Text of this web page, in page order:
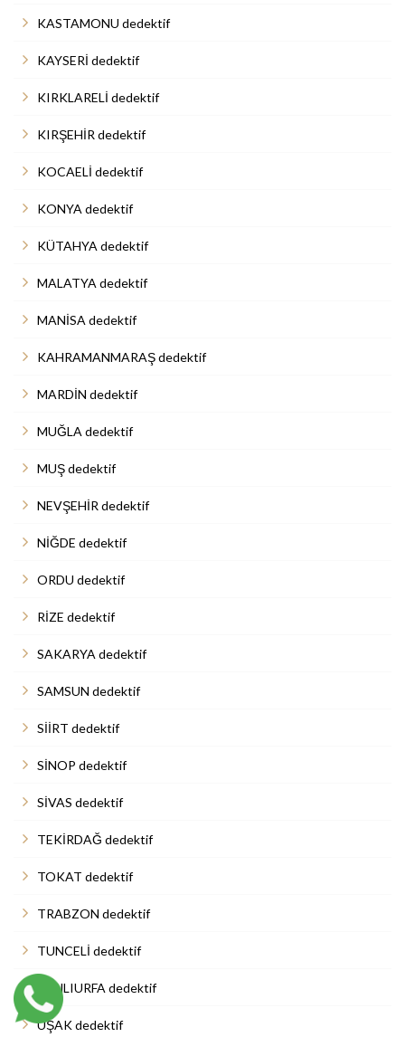
KASTAMONU dedektif
KAYSERİ dedektif
KIRKLARELİ dedektif
KIRŞEHİR dedektif
KOCAELİ dedektif
KONYA dedektif
KÜTAHYA dedektif
MALATYA dedektif
MANİSA dedektif
KAHRAMANMARAŞ dedektif
MARDİN dedektif
MUĞLA dedektif
MUŞ dedektif
NEVŞEHİR dedektif
NİĞDE dedektif
ORDU dedektif
RİZE dedektif
SAKARYA dedektif
SAMSUN dedektif
SİİRT dedektif
SİNOP dedektif
SİVAS dedektif
TEKİRDAĞ dedektif
TOKAT dedektif
TRABZON dedektif
TUNCELİ dedektif
ŞANLIURFA dedektif
UŞAK dedektif